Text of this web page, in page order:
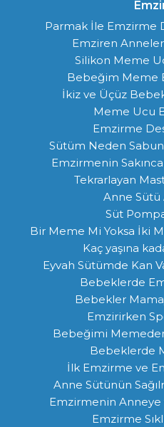
Parmak İle Emzirme
Emziren
Silikon Meme
Bebeğim Meme
İkiz ve Üçüz
Meme Ucu
Emzirme
Sütüm Neden
Emzirmenin
Tekrarlayan
Anne Sütü
Süt
Bir Meme Mi Yoksa İki
Kaç yaşına
Eyvah Sütümde Kan
Bebeklerde
Bebekler
Emzirirken
Bebeğimi
Bebeklerde
İlk Emzirme ve
Anne Sütünün
Emzirmenin Anneye
Emzirme